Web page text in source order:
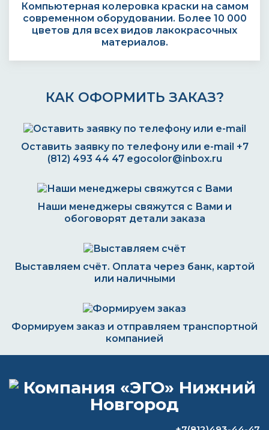
Компьютерная колеровка краски на самом
современном оборудовании. Более 10 000
цветов для всех видов лакокрасочных
материалов.
КАК ОФОРМИТЬ ЗАКАЗ?
Оставить заявку по телефону или e-mail +7
(812) 493 44 47 egocolor@inbox.ru
Наши менеджеры свяжутся с Вами и
обоговорят детали заказа
Выставляем счёт. Оплата через банк, картой
или наличными
Формируем заказ и отправляем транспортной
компанией
ВОПРОС-ОТВЕТ